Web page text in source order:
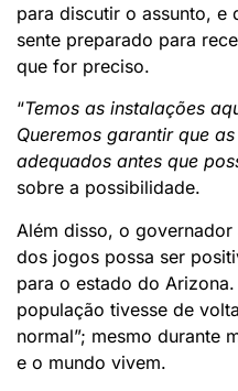
para discutir o assunto, e
sente preparado para
que for preciso.
“Temos as instalações
Queremos garantir que
adequados antes que
sobre a possibilidade.
Além disso, o
dos jogos possa ser
para o estado do
população tivesse de
normal”; mesmo durante
e o mundo vivem.